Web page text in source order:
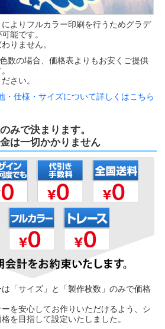
よりフルカラー印刷を行うためグラデ
能です。
りません。
数の場合、価格表よりもお安くご提供
さい。
・仕様・サイズについて詳しくはこちら
みで決まります。
は一切かかりません
「サイズ」と「製作枚数」のみで価格
を安心してお作りいただけるよう、シ
を目指して設定いたしました。